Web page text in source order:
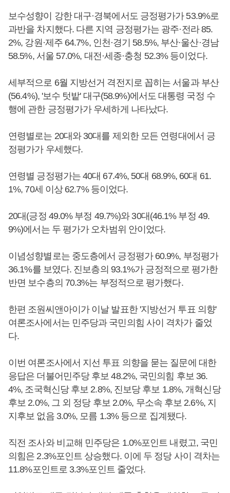
보수성향이 강한 대구·경북에서도 긍정평가가 53.9%로
과반을 차지했다. 다른 지역 긍정평가는 광주·전라 85.
2%, 강원·제주 64.7%, 인천·경기 58.5%, 부산·울산·경남
58.5%, 서울 57.0%, 대전·세종·충청 52.3% 등이었다.
세부적으로 6월 지방선거 격전지로 꼽히는 서울과 부산
(56.4%), '보수 텃밭' 대구(58.9%)에서도 대통령 국정 수
행에 관한 긍정평가가 우세하게 나타났다.
연령별로는 20대와 30대를 제외한 모든 연령대에서 긍
정평가가 우세했다.
연령별 긍정평가는 40대 67.4%, 50대 68.9%, 60대 61.
1%, 70세 이상 62.7% 등이었다.
20대(긍정 49.0% 부정 49.7%)와 30대(46.1% 부정 49.
9%)에서는 두 평가가 오차범위 안이었다.
이념성향별로는 중도층에서 긍정평가 60.9%, 부정평가
36.1%를 보였다. 진보층의 93.1%가 긍정적으로 평가한
반면 보수층의 70.3%는 부정적으로 평가했다.
한편 조원씨앤아이가 이날 발표한 '지방선거 투표 의향'
여론조사에서는 민주당과 국민의힘 사이 격차가 줄었
다.
이번 여론조사에서 지선 투표 의향을 묻는 질문에 대한
응답은 더불어민주당 후보 48.2%, 국민의힘 후보 36.
4%, 조국혁신당 후보 2.8%, 진보당 후보 1.8%, 개혁신당
후보 2.0%, 그 외 정당 후보 2.0%, 무소속 후보 2.6%, 지
지후보 없음 3.0%, 모름 1.3% 등으로 집계됐다.
직전 조사와 비교해 민주당은 1.0%포인트 내렸고, 국민
의힘은 2.3%포인트 상승했다. 이에 두 정당 사이 격차는
11.8%포인트로 3.3%포인트 줄었다.